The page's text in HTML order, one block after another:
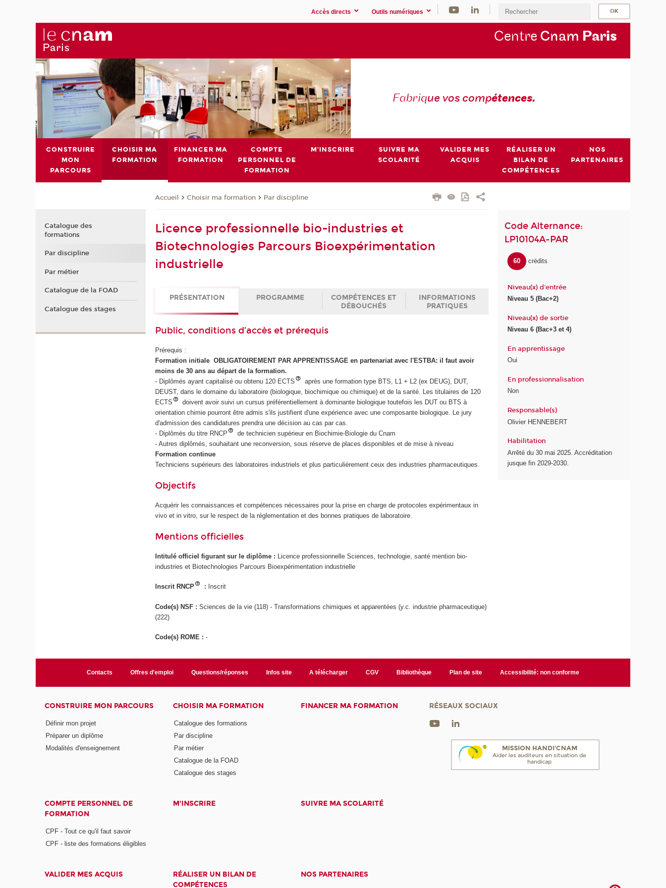
Accès directs Outils numériques
Centre Cnam Paris
Fabrique vos compétences.
CONSTRUIRE
MON
PARCOURS
CHOISIR MA
FORMATION
FINANCER MA
FORMATION
COMPTE
PERSONNEL DE
FORMATION
M'INSCRIRE
SUIVRE MA
SCOLARITÉ
VALIDER MES
ACQUIS
RÉALISER UN
BILAN DE
COMPÉTENCES
NOS
PARTENAIRES
Accueil Choisir ma formation Par discipline
Licence professionnelle bio-industries et
Biotechnologies Parcours Bioexpérimentation
industrielle
PRÉSENTATION PROGRAMME
COMPÉTENCES ET
DÉBOUCHÉS
INFORMATIONS
PRATIQUES
Public, conditions d’accès et prérequis
Prérequis :
Formation initiale OBLIGATOIREMENT PAR APPRENTISSAGE en partenariat avec l'ESTBA: il faut avoir
moins de 30 ans au départ de la formation.
- Diplômés ayant capitalisé ou obtenu 120 ECTS
après une formation type BTS, L1 + L2 (ex DEUG), DUT,
DEUST, dans le domaine du laboratoire (biologique, biochimique ou chimique) et de la santé. Les titulaires de 120
ECTS
doivent avoir suivi un cursus préférentiellement à dominante biologique toutefois les DUT ou BTS à
orientation chimie pourront être admis s'ils justifient d'une expérience avec une composante biologique. Le jury
d'admission des candidatures prendra une décision au cas par cas.
- Diplômés du titre RNCP
de technicien supérieur en Biochimie-Biologie du Cnam
- Autres diplômés, souhaitant une reconversion, sous réserve de places disponibles et de mise à niveau
Formation continue
Techniciens supérieurs des laboratoires industriels et plus particulièrement ceux des industries pharmaceutiques.
Objectifs
Acquérir les connaissances et compétences nécessaires pour la prise en charge de protocoles expérimentaux in
vivo et in vitro, sur le respect de la réglementation et des bonnes pratiques de laboratoire.
Mentions officielles
Intitulé officiel figurant sur le diplôme : Licence professionnelle Sciences, technologie, santé mention bio-
industries et Biotechnologies Parcours Bioexpérimentation industrielle
Inscrit RNCP : Inscrit
Code(s) NSF :Sciences de la vie (118) - Transformations chimiques et apparentées (y.c. industrie pharmaceutique)
(222)
Code(s) ROME :-
Code Alternance:
LP10104A-PAR
60 crédits
Niveau(x) d'entrée
Niveau 5 (Bac+2)
Niveau(x) de sortie
Niveau 6 (Bac+3 et 4)
En apprentissage
Oui
En professionnalisation
Non
Responsable(s)
Olivier HENNEBERT
Habilitation
Arrêté du 30 mai 2025. Accréditation
jusque fin 2029-2030.
Catalogue des
formations
Par discipline
Par métier
Catalogue de la FOAD
Catalogue des stages
Contacts Offres d'emploi Questions/réponses Infos site A télécharger CGV Bibliothèque Plan de site Accessibilité: non conforme
CONSTRUIRE MON PARCOURS
Définir mon projet
Préparer un diplôme
Modalités d'enseignement
CHOISIR MA FORMATION
Catalogue des formations
Par discipline
Par métier
Catalogue de la FOAD
Catalogue des stages
FINANCER MA FORMATION
COMPTE PERSONNEL DE
FORMATION
CPF - Tout ce qu'il faut savoir
CPF - liste des formations éligibles
M'INSCRIRE SUIVRE MA SCOLARITÉ
VALIDER MES ACQUIS
RÉALISER UN BILAN DE
COMPÉTENCES
NOS PARTENAIRES
RÉSEAUX SOCIAUX
MISSION HANDI'CNAM
Aider les auditeurs en situation de
handicap